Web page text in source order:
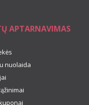
APTARNAVIMAS
nuolaida